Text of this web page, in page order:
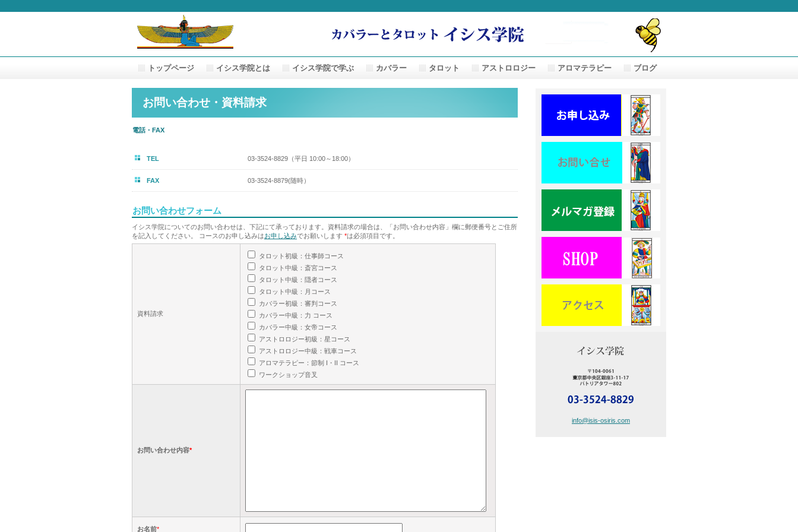
トップページ イシス学院とは イシス学院で学ぶ カバラー タロット アストロロジー アロマテラピー ブログ
info@isis-osiris.com
お問い合わせ・資料請求
電話・FAX
TEL 03-3524-8829（平日 10:00～18:00）
FAX 03-3524-8879(随時）
お問い合わせフォーム
イシス学院についてのお問い合わせは、下記にて承っております。資料請求の場合は、「お問い合わせ内容」欄に郵便番号とご住所
を記入してください。 コースのお申し込みはお申し込みでお願いします *は必須項目です。
資料請求
タロット初級：仕事師コース
タロット中級：斎宮コース
タロット中級：隠者コース
タロット中級：月コース
カバラー初級：審判コース
カバラー中級：力 コース
カバラー中級：女帝コース
アストロロジー初級：星コース
アストロロジー中級：戦車コース
アロマテラピー：節制 I・II コース
ワークショップ音叉
お問い合わせ内容*
お名前*